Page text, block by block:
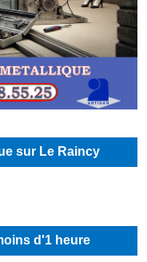
sur Le Raincy
d'1 heure